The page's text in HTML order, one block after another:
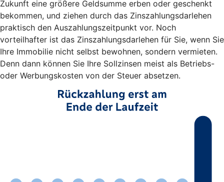
Zukunft eine größere Geldsumme erben oder geschenkt
bekommen, und ziehen durch das Zinszahlungsdarlehen
praktisch den Auszahlungszeitpunkt vor. Noch
vorteilhafter ist das Zinszahlungsdarlehen für Sie, wenn Sie
Ihre Immobilie nicht selbst bewohnen, sondern vermieten.
Denn dann können Sie Ihre Sollzinsen meist als Betriebs-
oder Werbungskosten von der Steuer absetzen.